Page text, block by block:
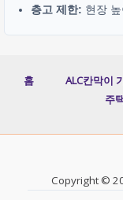
층고 제한: 현장
홈 ALC칸막이
주
Copyright ©